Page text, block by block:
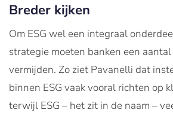
Breder kijken
Om ESG wel een integraal
strategie moeten banken een
vermijden. Zo ziet Pavanelli dat
binnen ESG vaak vooral richten op
terwijl ESG – het zit in de naam –